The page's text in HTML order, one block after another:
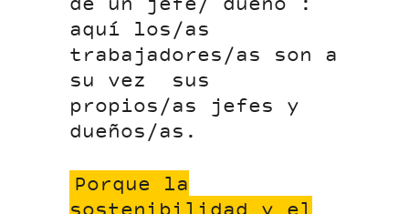
aquí los/as
trabajadores/as son a
su vez sus
propios/as jefes y
dueños/as.
Porque la